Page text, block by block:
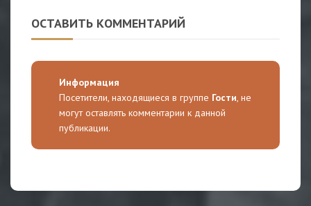
ОСТАВИТЬ КОММЕНТАРИЙ
Информация
Посетители, находящиеся в группе Гости, не
могут оставлять комментарии к данной
публикации.